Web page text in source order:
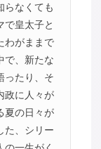
らなくても
で皇太子と
わがままで
で、新たな
ったり、そ
政に人々が
夏の日々が
た、シリー